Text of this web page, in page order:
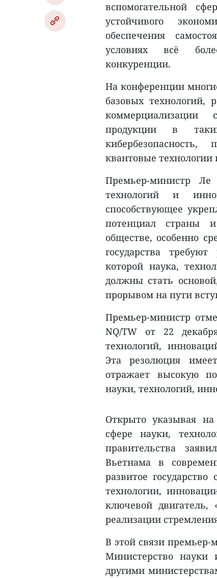
вспомогательной
устойчивого
обеспечения
условиях всё
конкуренции.
На конференции
базовых
коммерциализации
продукции в
кибербезопасность,
квантовые технологии
Премьер-министр
технологий и
способствующее
потенциал страны
обществе, особенно
государства
которой наука,
должны стать
прорывом на пути
Премьер-министр
NQ/TW от 22
технологий,
Эта резолюция
отражает высокую
науки, технологий,
Открыто указывая
сфере науки,
правительства
Вьетнама в
развитое
технологии,
ключевой
реализации
В этой связи
Министерство науки
другими